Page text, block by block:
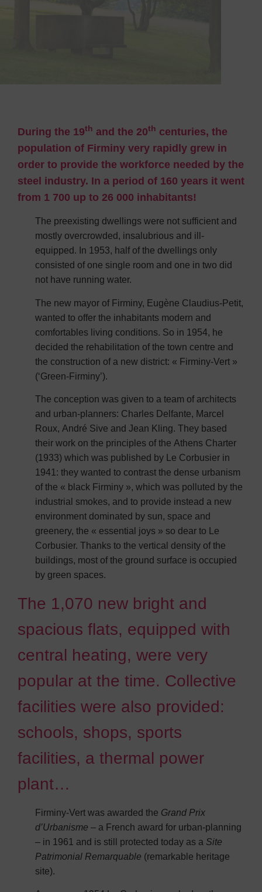
During the 19th and the 20th centuries, the
population of Firminy very rapidly grew in
order to provide the workforce needed by the
steel industry. In a period of 160 years it went
from 1 700 up to 26 000 inhabitants!
The preexisting dwellings were not sufficient and
mostly overcrowded, insalubrious and ill-
equipped. In 1953, half of the dwellings only
consisted of one single room and one in two did
not have running water.
The new mayor of Firminy, Eugène Claudius-Petit,
wanted to offer the inhabitants modern and
comfortables living conditions. So in 1954, he
decided the rehabilitation of the town centre and
the construction of a new district: « Firminy-Vert »
(‘Green-Firminy’).
The conception was given to a team of architects
and urban-planners: Charles Delfante, Marcel
Roux, André Sive and Jean Kling. They based
their work on the principles of the Athens Charter
(1933) which was published by Le Corbusier in
1941: they wanted to contrast the dense urbanism
of the « black Firminy », which was polluted by the
industrial smokes, and to provide instead a new
environment dominated by sun, space and
greenery, the « essential joys » so dear to Le
Corbusier. Thanks to the vertical density of the
buildings, most of the ground surface is occupied
by green spaces.
The 1,070 new bright and
spacious flats, equipped with
central heating, were very
popular at the time. Collective
facilities were also provided:
schools, shops, sports
facilities, a thermal power
plant…
Firminy-Vert was awarded the Grand Prix
d’Urbanisme – a French award for urban-planning
– in 1961 and is still protected today as a Site
Patrimonial Remarquable (remarkable heritage
site).